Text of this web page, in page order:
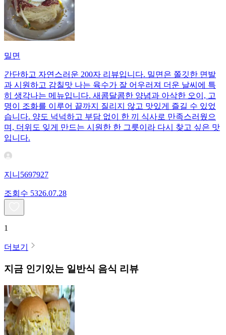
밀면
간단하고 자연스러운 200자 리뷰입니다. 밀면은 쫄깃한 면발
과 시원하고 감칠맛 나는 육수가 잘 어우러져 더운 날씨에 특
히 생각나는 메뉴입니다. 새콤달콤한 양념과 아삭한 오이, 고
명이 조화를 이루어 끝까지 질리지 않고 맛있게 즐길 수 있었
습니다. 양도 넉넉하고 부담 없이 한 끼 식사로 만족스러웠으
며, 더위도 잊게 만드는 시원한 한 그릇이라 다시 찾고 싶은 맛
입니다.
지니5697927
조회수 5326.07.28
1
더보기
지금 인기있는 일반식 음식 리뷰